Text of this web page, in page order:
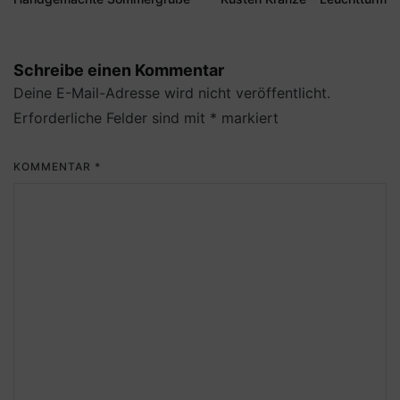
Schreibe einen Kommentar
Deine E-Mail-Adresse wird nicht veröffentlicht.
Erforderliche Felder sind mit * markiert
KOMMENTAR *